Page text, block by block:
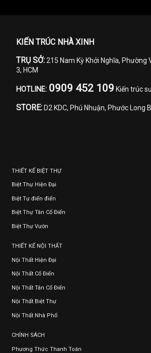
KIẾN TRÚC NHÀ XINH
TRỤ SỞ: 215 Nam Kỳ Khởi Nghĩa, Phường
3, HCM
HOTLINE: 0909 452 109 Kiến trúc
STORE: D2 KDC, Phú Nhuận, Phước Long
THIẾT KẾ BIỆT THỰ
Biệt Thự Hiện Đại
Biệt Tự điển điển
Biệt Thự Tân Cổ Điển
Biệt Thự Vườn
THIẾT KẾ NỘI THẤT
Nội Thất Hiện Đại
Nội Thất Cổ Điển
Nội Thất Tân Cổ Điển
Nội Thất Biệt Thự
Nội Thất Nhà Phố
CHÍNH SÁCH
Phương Thức Thanh Toán